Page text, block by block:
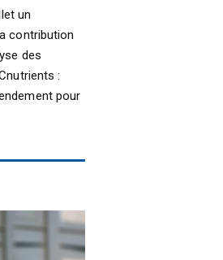
un
contribution
des
:
pour